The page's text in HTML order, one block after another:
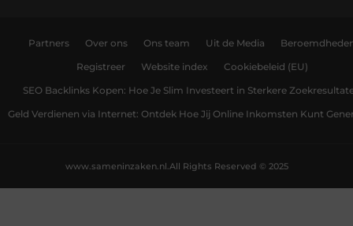
Partners Over ons Ons team Uit de Media
Registreer Website index Cookiebeleid (EU)
SEO Backlinks Kopen: Hoe Je Slim Investeert in Sterkere
Geld Verdienen via Internet: Ontdek Hoe Jij Online Inkomsten Kunt
All Rights Reserved © 2025
www.sameninzaken.nl.